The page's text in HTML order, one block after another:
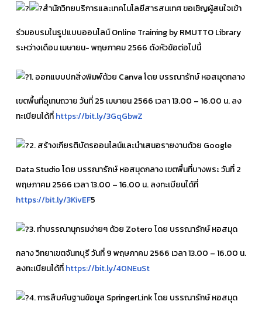
สำนักวิทยบริการและเทคโนโลยีสารสนเทศ ขอเชิญผู้สนใจเข้า
ร่วมอบรมในรูปแบบออนไลน์ Online Training by RMUTTO Library
ระหว่างเดือน เมษายน- พฤษภาคม 2566 ดังหัวข้อต่อไปนี้
1. ออกแบบปกสิ่งพิมพ์ด้วย Canva โดย บรรณารักษ์ หอสมุดกลาง
เขตพื้นที่อุเทนถวาย วันที่ 25 เมษายน 2566 เวลา 13.00 – 16.00 น. ลง
ทะเบียนได้ที่https://bit.ly/3GqGbwZ
2. สร้างเกียรติบัตรออนไลน์และนำเสนอรายงานด้วย Google
Data Studio โดย บรรณารักษ์ หอสมุดกลาง เขตพื้นที่บางพระ วันที่ 2
พฤษภาคม 2566 เวลา 13.00 – 16.00 น. ลงทะเบียนได้ที่
https://bit.ly/3KivEF5
3. ทำบรรณานุกรมง่ายๆ ด้วย Zotero โดย บรรณารักษ์ หอสมุด
กลาง วิทยาเขตจันทบุรี วันที่ 9 พฤษภาคม 2566 เวลา 13.00 – 16.00 น.
ลงทะเบียนได้ที่https://bit.ly/40NEuSt
4. การสืบค้นฐานข้อมูล SpringerLink โดย บรรณารักษ์ หอสมุด